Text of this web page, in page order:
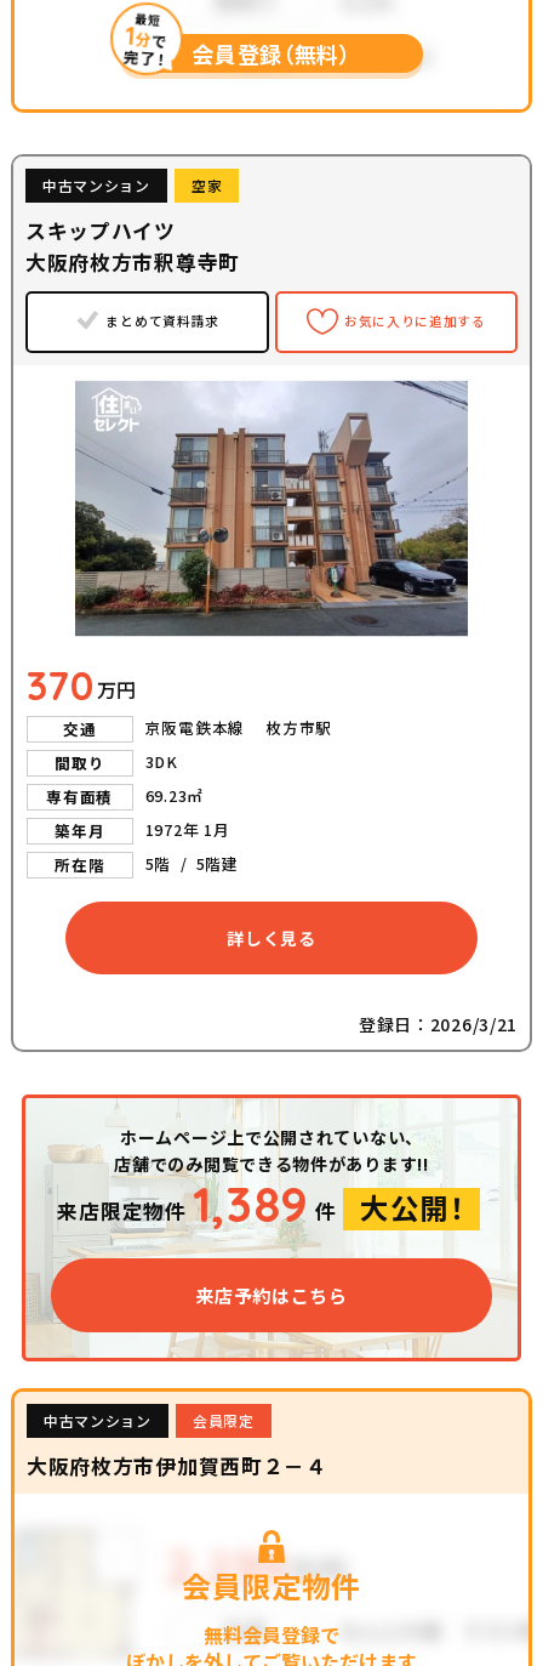
最短
1分で
完了！ 会員登録（無料）
中古マンション 空家
スキップハイツ
大阪府枚方市釈尊寺町
まとめて資料請求 お気に入りに追加する
370万円
交通
京阪電鉄本線 枚方市駅
間取り
3DK
専有面積
69.23㎡
築年月
1972年 1月
所在階
5階 / 5階建
詳しく見る
登録日：2026/3/21
ホームページ上で公開されていない、
店舗でのみ閲覧できる物件があります!!
来店限定物件 1,389 件 大公開！
来店予約はこちら
中古マンション 会員限定
大阪府枚方市伊加賀西町２－４
会員限定物件
無料会員登録で